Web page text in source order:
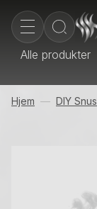
Alle produkter
Hjem DIY Snus